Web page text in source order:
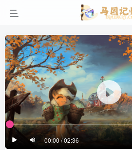
00:00 / 02:36
滚动顶部底部
防止弹幕重叠
同步视频速度
1/4 半屏 3/4
极慢 适中
滚动顶部底部